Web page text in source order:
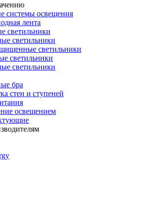
системы освещения
лента
светильники
светильники
светильники
светильники
светильники
бра
стен и ступеней
освещением